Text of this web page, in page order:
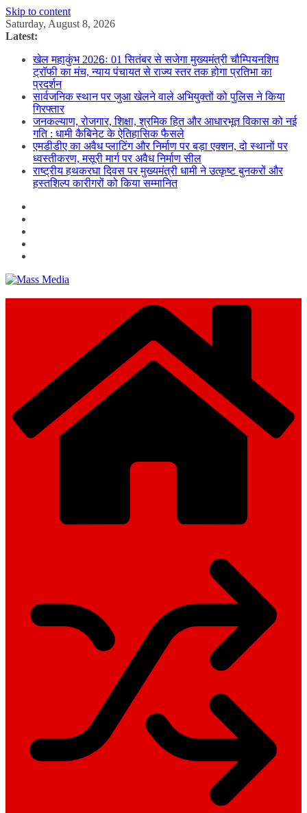
Skip to content
Saturday, August 8, 2026
Latest:
खेल महाकुंभ 2026ः 01 सितंबर से सजेगा मुख्यमंत्री चौम्पियनशिप
ट्रॉफी का मंच, न्याय पंचायत से राज्य स्तर तक होगा प्रतिभा का
प्रदर्शन
सार्वजनिक स्थान पर जुआ खेलने वाले अभियुक्तों को पुलिस ने किया
गिरफ्तार
जनकल्याण, रोजगार, शिक्षा, श्रमिक हित और आधारभूत विकास को नई
गति : धामी कैबिनेट के ऐतिहासिक फैसले
एमडीडीए का अवैध प्लाटिंग और निर्माण पर बड़ा एक्शन, दो स्थानों पर
ध्वस्तीकरण, मसूरी मार्ग पर अवैध निर्माण सील
राष्ट्रीय हथकरघा दिवस पर मुख्यमंत्री धामी ने उत्कृष्ट बुनकरों और
हस्तशिल्प कारीगरों को किया सम्मानित